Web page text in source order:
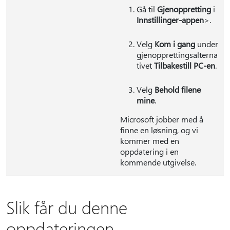
Gå til Gjenoppretting i
Innstillinger-appen>.
Velg Kom i gang under
gjenopprettingsalterna
tivetTilbakestill PC-en.
Velg Behold filene
mine.
Microsoft jobber med å
finne en løsning, og vi
kommer med en
oppdatering i en
kommende utgivelse.
Slik får du denne